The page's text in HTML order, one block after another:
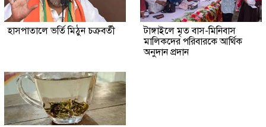
হাসপাতালে ভর্তি মিঠুন চক্রবর্তী
টাঙ্গাইলে মৃত বাস-মিনিবাস
মালিকদের পরিবারকে আর্থিক
অনুদান প্রদান